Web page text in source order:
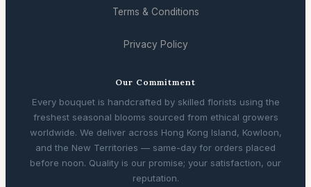
Terms & Conditions
Privacy Policy
Our Commitment
Every bouquet is handcrafted by skilled florists using the
freshest seasonal blooms sourced from ethical growers
worldwide. We deliver across Hong Kong Island, Kowloon,
and the New Territories — same-day for orders placed
before noon. Quality is our promise; your satisfaction, our
reputation.